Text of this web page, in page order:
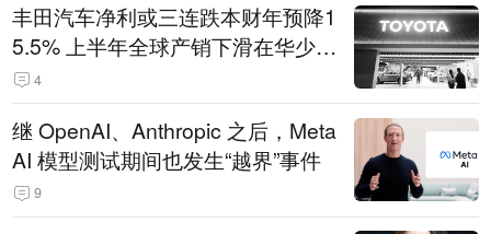
丰田汽车净利或三连跌本财年预降1
5.5% 上半年全球产销下滑在华少卖
14.3万辆
4
继 OpenAI、Anthropic 之后，Meta
AI 模型测试期间也发生“越界”事件
9